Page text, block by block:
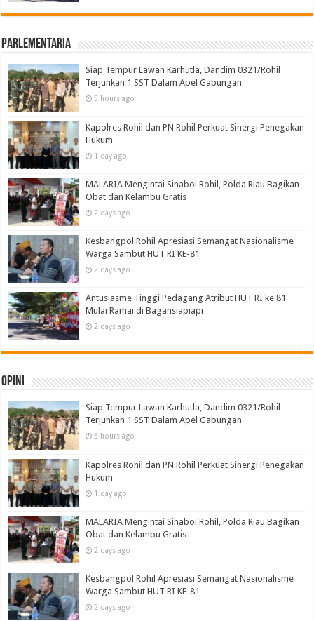
Parlementaria
Siap Tempur Lawan Karhutla, Dandim 0321/Rohil
Terjunkan 1 SST Dalam Apel Gabungan
5 hours ago
Kapolres Rohil dan PN Rohil Perkuat Sinergi Penegakan
Hukum
1 day ago
MALARIA Mengintai Sinaboi Rohil, Polda Riau Bagikan
Obat dan Kelambu Gratis
2 days ago
Kesbangpol Rohil Apresiasi Semangat Nasionalisme
Warga Sambut HUT RI KE-81
2 days ago
Antusiasme Tinggi Pedagang Atribut HUT RI ke 81
Mulai Ramai di Bagansiapiapi
2 days ago
Opini
Siap Tempur Lawan Karhutla, Dandim 0321/Rohil
Terjunkan 1 SST Dalam Apel Gabungan
5 hours ago
Kapolres Rohil dan PN Rohil Perkuat Sinergi Penegakan
Hukum
1 day ago
MALARIA Mengintai Sinaboi Rohil, Polda Riau Bagikan
Obat dan Kelambu Gratis
2 days ago
Kesbangpol Rohil Apresiasi Semangat Nasionalisme
Warga Sambut HUT RI KE-81
2 days ago